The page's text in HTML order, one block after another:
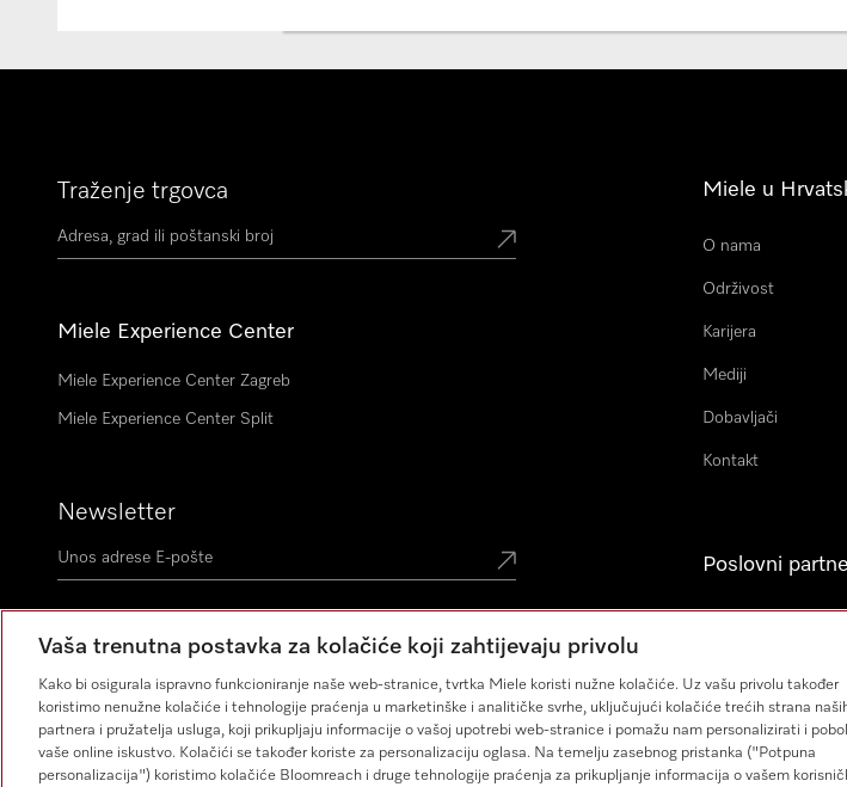
Traženje trgovca
Miele Experience Center
Miele Experience Center Zagreb
Miele Experience Center Split
Newsletter
Miele u
O nama
Održivost
Karijera
Mediji
Dobavljači
Kontakt
Poslovni
građevinskih radova
Vaša trenutna postavka za kolačiće koji zahtijevaju privolu
Kako bi osigurala ispravno funkcioniranje naše web-stranice, tvrtka Miele koristi nužne kolačiće. Uz vašu privolu također
koristimo nenužne kolačiće i tehnologije praćenja u marketinške i analitičke svrhe, uključujući kolačiće trećih strana
partnera i pružatelja usluga, koji prikupljaju informacije o vašoj upotrebi web-stranice i pomažu nam personalizirati i
vaše online iskustvo. Kolačići se također koriste za personalizaciju oglasa. Na temelju zasebnog pristanka ("Potpuna
personalizacija") koristimo kolačiće Bloomreach i druge tehnologije praćenja za prikupljanje informacija o vašem